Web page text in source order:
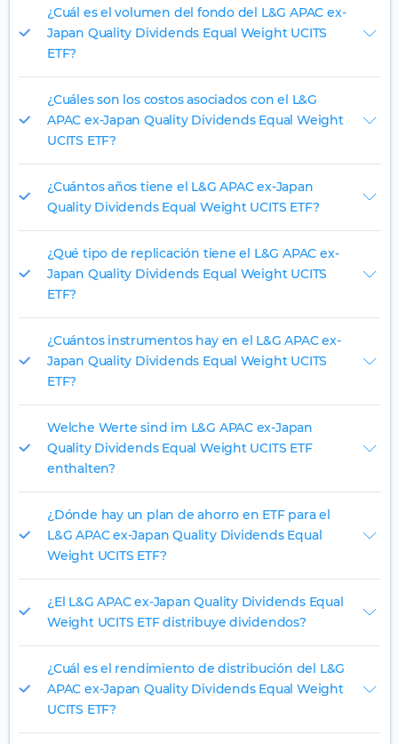
¿Cuál es el volumen del fondo del L&G APAC ex-
Japan Quality Dividends Equal Weight UCITS
ETF?
¿Cuáles son los costos asociados con el L&G
APAC ex-Japan Quality Dividends Equal Weight
UCITS ETF?
¿Cuántos años tiene el L&G APAC ex-Japan
Quality Dividends Equal Weight UCITS ETF?
¿Qué tipo de replicación tiene el L&G APAC ex-
Japan Quality Dividends Equal Weight UCITS
ETF?
¿Cuántos instrumentos hay en el L&G APAC ex-
Japan Quality Dividends Equal Weight UCITS
ETF?
Welche Werte sind im L&G APAC ex-Japan
Quality Dividends Equal Weight UCITS ETF
enthalten?
¿Dónde hay un plan de ahorro en ETF para el
L&G APAC ex-Japan Quality Dividends Equal
Weight UCITS ETF?
¿El L&G APAC ex-Japan Quality Dividends Equal
Weight UCITS ETF distribuye dividendos?
¿Cuál es el rendimiento de distribución del L&G
APAC ex-Japan Quality Dividends Equal Weight
UCITS ETF?